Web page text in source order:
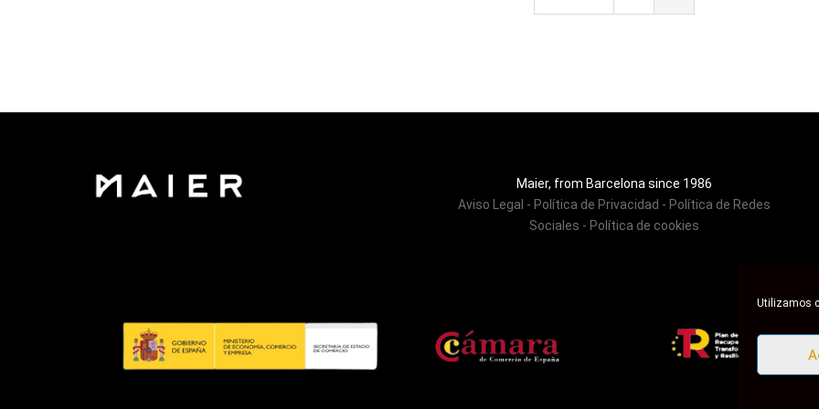
Utilizamos
Maier, from Barcelona since 1986
Aviso Legal - Política de Privacidad - Política de Redes
Sociales - Política de cookies